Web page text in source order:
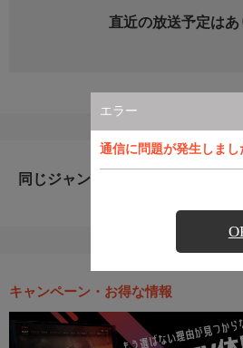
エラー
通信に問題が発生しま
直近の放送予定は
同じジャンルのおすすめ番組
キャンペーン・お得な情報